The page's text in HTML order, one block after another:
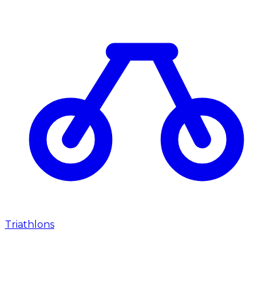
Triathlons